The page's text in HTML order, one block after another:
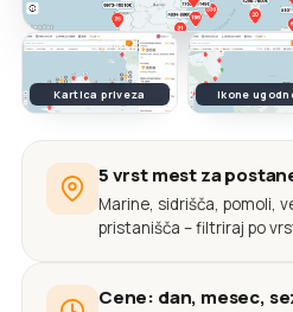
Kartica priveza Ikone
5 vrst mest za
Marine, sidrišča, pomoli,
pristanišča – filtriraj po
Cene: dan, mesec,